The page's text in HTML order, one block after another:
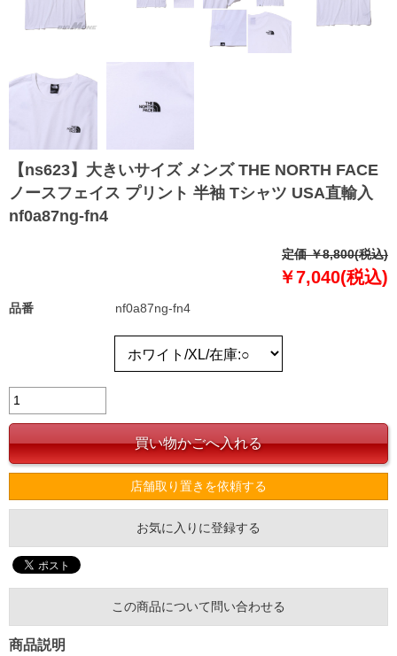
【ns623】大きいサイズ メンズ THE NORTH FACE
ノースフェイス プリント 半袖 Tシャツ USA直輸入
nf0a87ng-fn4
定価 ￥8,800(税込)
￥7,040(税込)
品番 nf0a87ng-fn4
店舗取り置きを依頼する
お気に入りに登録する
この商品について問い合わせる
商品説明